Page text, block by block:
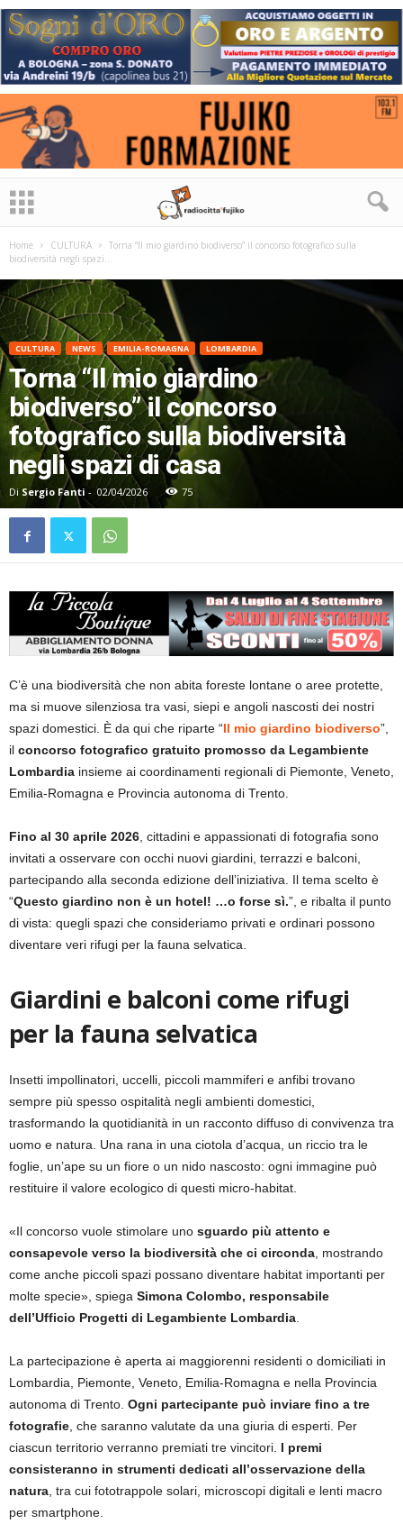
Home CULTURA
Torna “Il mio giardino biodiverso” il concorso fotografico sulla
biodiversità negli spazi...
CULTURA NEWS EMILIA-ROMAGNA LOMBARDIA
Torna “Il mio giardino
biodiverso” il concorso
fotografico sulla biodiversità
negli spazi di casa
Di Sergio Fanti - 02/04/2026 75
C’è una biodiversità che non abita foreste lontane o aree protette,
ma si muove silenziosa tra vasi, siepi e angoli nascosti dei nostri
spazi domestici. È da qui che riparte “Il mio giardino biodiverso”,
il concorso fotografico gratuito promosso da Legambiente
Lombardia insieme ai coordinamenti regionali di Piemonte, Veneto,
Emilia-Romagna e Provincia autonoma di Trento.
Fino al 30 aprile 2026, cittadini e appassionati di fotografia sono
invitati a osservare con occhi nuovi giardini, terrazzi e balconi,
partecipando alla seconda edizione dell’iniziativa. Il tema scelto è
“Questo giardino non è un hotel! …o forse sì.”, e ribalta il punto
di vista: quegli spazi che consideriamo privati e ordinari possono
diventare veri rifugi per la fauna selvatica.
Giardini e balconi come rifugi
per la fauna selvatica
Insetti impollinatori, uccelli, piccoli mammiferi e anfibi trovano
sempre più spesso ospitalità negli ambienti domestici,
trasformando la quotidianità in un racconto diffuso di convivenza tra
uomo e natura. Una rana in una ciotola d’acqua, un riccio tra le
foglie, un’ape su un fiore o un nido nascosto: ogni immagine può
restituire il valore ecologico di questi micro-habitat.
«Il concorso vuole stimolare uno sguardo più attento e
consapevole verso la biodiversità che ci circonda, mostrando
come anche piccoli spazi possano diventare habitat importanti per
molte specie», spiega Simona Colombo, responsabile
dell’Ufficio Progetti di Legambiente Lombardia.
La partecipazione è aperta ai maggiorenni residenti o domiciliati in
Lombardia, Piemonte, Veneto, Emilia-Romagna e nella Provincia
autonoma di Trento. Ogni partecipante può inviare fino a tre
fotografie, che saranno valutate da una giuria di esperti. Per
ciascun territorio verranno premiati tre vincitori. I premi
consisteranno in strumenti dedicati all’osservazione della
natura, tra cui fototrappole solari, microscopi digitali e lenti macro
per smartphone.